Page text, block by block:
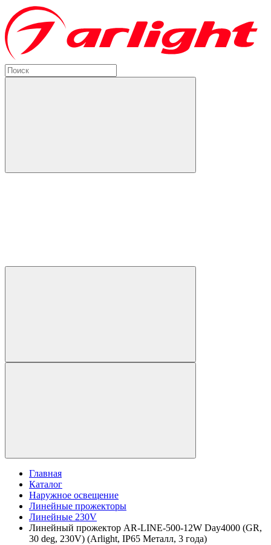
Главная
Каталог
Наружное освещение
Линейные прожекторы
Линейные 230V
Линейный прожектор AR-LINE-500-12W Day4000 (GR,
30 deg, 230V) (Arlight, IP65 Металл, 3 года)